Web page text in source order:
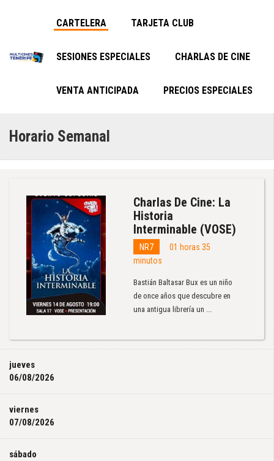
CARTELERA TARJETA CLUB
SESIONES ESPECIALES CHARLAS DE CINE
VENTA ANTICIPADA PRECIOS ESPECIALES
Horario Semanal
Charlas De Cine: La
Historia
Interminable (VOSE)
NR7
01 horas 35
minutos
Bastián Baltasar Bux es un niño
de once años que descubre en
una antigua librería un ...
jueves
06/08/2026
viernes
07/08/2026
sábado